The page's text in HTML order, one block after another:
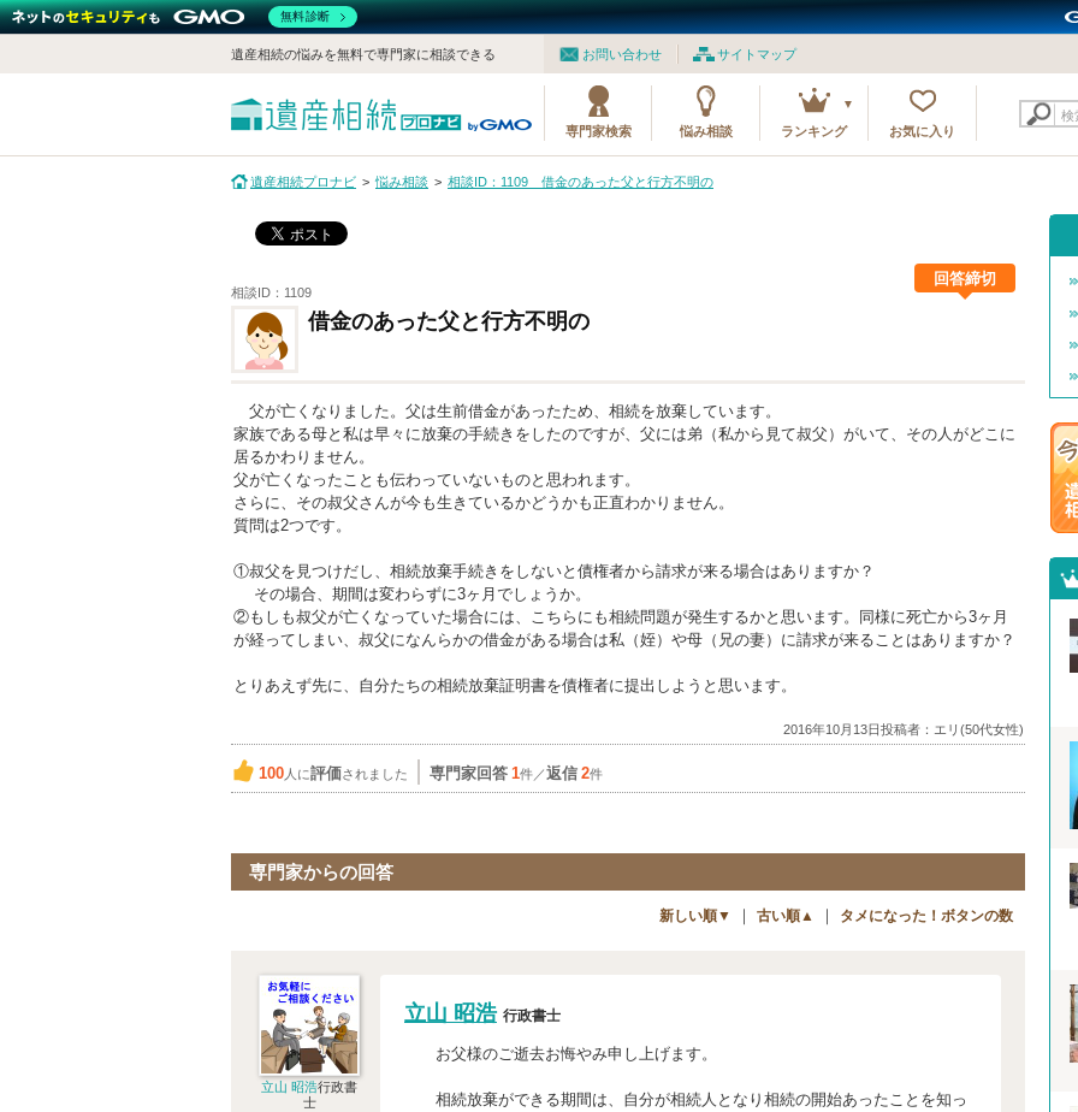
お問い合わせ サイトマップ
遺産相続の悩みを無料で専門家に相談できる
専門家検索 悩み相談 ランキング お気に入り
検
遺産相続プロナビ 悩み相談 相談ID：1109 借金のあった父と行方不明の
相談ID：1109
回答締切
借金のあった父と行方不明の
父が亡くなりました。父は生前借金があったため、相続を放棄しています。
家族である母と私は早々に放棄の手続きをしたのですが、父には弟（私から見て叔父）がいて、その人がどこに
居るかわりません。
父が亡くなったことも伝わっていないものと思われます。
さらに、その叔父さんが今も生きているかどうかも正直わかりません。
質問は2つです。
①叔父を見つけだし、相続放棄手続きをしないと債権者から請求が来る場合はありますか？
その場合、期間は変わらずに3ヶ月でしょうか。
②もしも叔父が亡くなっていた場合には、こちらにも相続問題が発生するかと思います。同様に死亡から3ヶ月
が経ってしまい、叔父になんらかの借金がある場合は私（姪）や母（兄の妻）に請求が来ることはありますか？
とりあえず先に、自分たちの相続放棄証明書を債権者に提出しようと思います。
2016年10月13日投稿者：エリ(50代女性)
100 人に評価されました 専門家回答 1件／返信 2件
専門家からの回答
新しい順▼ ｜ 古い順▲ ｜ タメになった！ボタンの数
立山 昭浩行政書
士
立山 昭浩 行政書士
お父様のご逝去お悔やみ申し上げます。
相続放棄ができる期間は、自分が相続人となり相続の開始あったことを知っ
無料診断